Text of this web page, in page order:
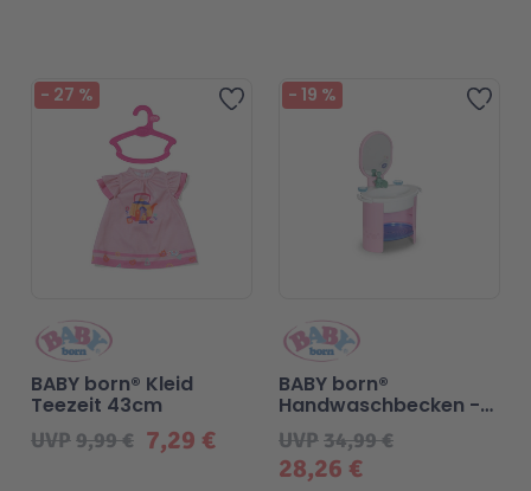
Zur Wunschliste hinzufügen
- 27 %
7,29 €
UVP9,99 €
BABY born® Kleid
Teezeit 43cm
Zur
- 19 %
28,26 €
UVP34,99 €
BABY born®
Handwaschbecken -
2026